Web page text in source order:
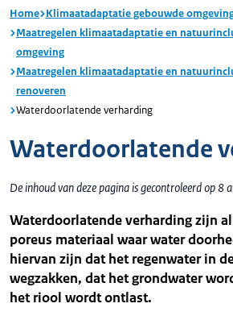
Home Klimaatadaptatie gebouwde
Maatregelen klimaatadaptatie en
omgeving
Maatregelen klimaatadaptatie en
renoveren
Waterdoorlatende verharding
Waterdoorlatende
De inhoud van deze pagina is gecontroleerd op 8
Waterdoorlatende verharding zijn
poreus materiaal waar water
hiervan zijn dat het regenwater in
wegzakken, dat het grondwater
het riool wordt ontlast.